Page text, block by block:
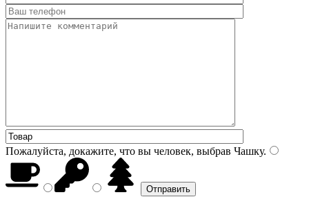
Пожалуйста, докажите, что вы человек, выбрав Чашку.